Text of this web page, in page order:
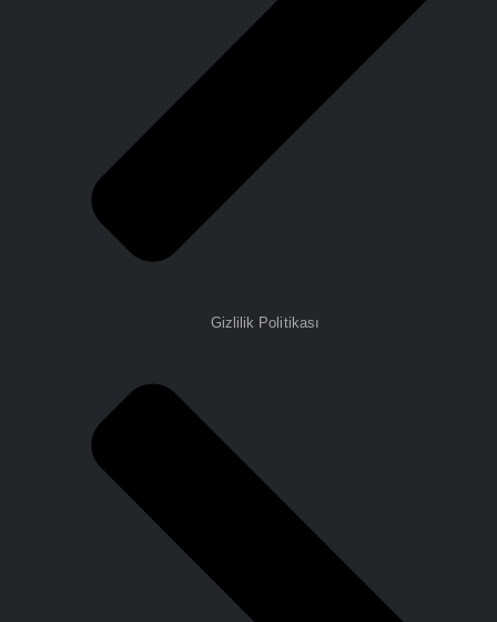
Gizlilik Politikası